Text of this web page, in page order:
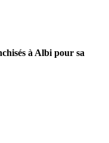
à Albi pour sa